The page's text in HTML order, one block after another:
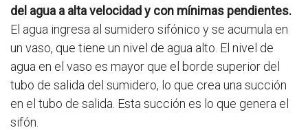
del agua a alta velocidad y con mínimas pendientes.
El agua ingresa al sumidero sifónico y se acumula en
un vaso, que tiene un nivel de agua alto. El nivel de
agua en el vaso es mayor que el borde superior del
tubo de salida del sumidero, lo que crea una succión
en el tubo de salida. Esta succión es lo que genera el
sifón.